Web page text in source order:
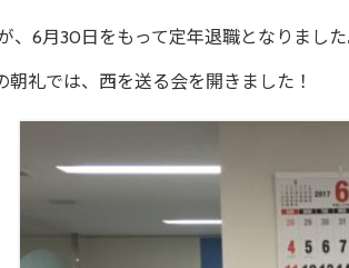
、6月30日をもって定年退職となりまし
朝礼では、西を送る会を開きました！